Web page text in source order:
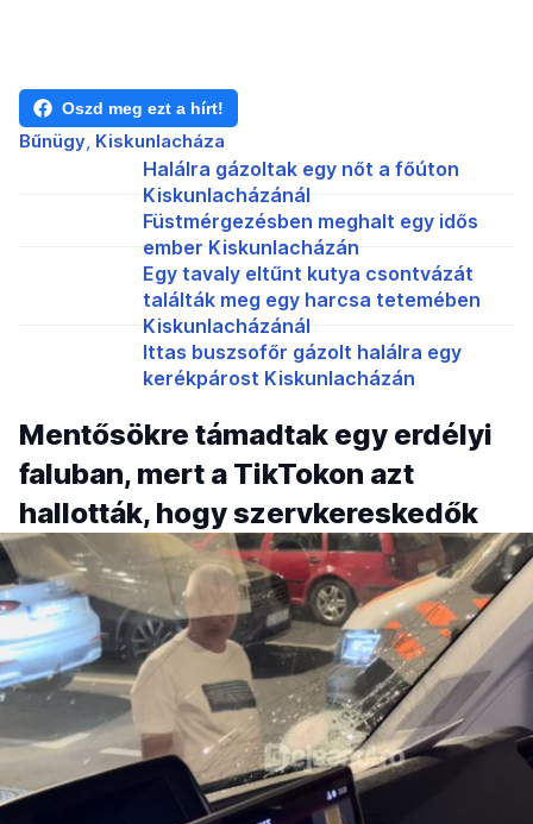
Oszd meg ezt a hírt!
Bűnügy Kiskunlacháza
Halálra gázoltak egy nőt a főúton
Kiskunlacházánál
Füstmérgezésben meghalt egy idős
ember Kiskunlacházán
Egy tavaly eltűnt kutya csontvázát
találták meg egy harcsa tetemében
Kiskunlacházánál
Ittas buszsofőr gázolt halálra egy
kerékpárost Kiskunlacházán
Mentősökre támadtak egy erdélyi
faluban, mert a TikTokon azt
hallották, hogy szervkereskedők